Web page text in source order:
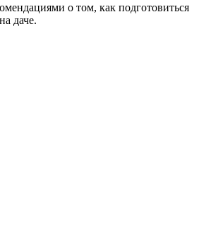
о том, как подготовиться
даче.